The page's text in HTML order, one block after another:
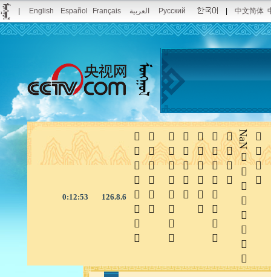
English Español Français العربية Русский 中文简体
0:12:54 126.8.6 
 
NaN




